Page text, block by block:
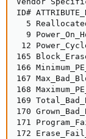
ID#
5
9
12
165
166
167
168
169
170
171
172